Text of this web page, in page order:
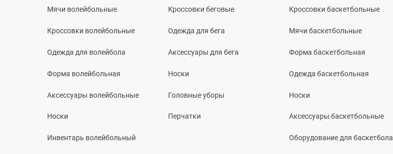
Мячи волейбольные
Кроссовки волейбольные
Одежда для волейбола
Форма волейбольная
Аксессуары волейбольные
Носки
Инвентарь волейбольный
Кроссовки беговые
Одежда для бега
Аксессуары для бега
Носки
Головные уборы
Перчатки
Кроссовки баскетбольные
Мячи баскетбольные
Форма баскетбольная
Одежда баскетбольная
Носки
Аксессуары баскетбольные
Оборудование для баскетбола